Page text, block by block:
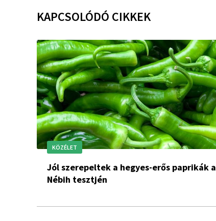
KAPCSOLÓDÓ CIKKEK
KÖZÉLET
Jól szerepeltek a hegyes-erős paprikák a
Nébih tesztjén